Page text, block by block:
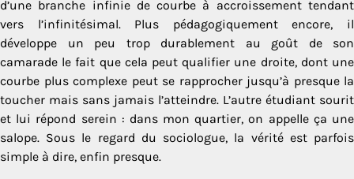
d’une branche infinie de courbe à accroissement tendant
vers l’infinitésimal. Plus pédagogiquement encore, il
développe un peu trop durablement au goût de son
camarade le fait que cela peut qualifier une droite, dont une
courbe plus complexe peut se rapprocher jusqu’à presque la
toucher mais sans jamais l’atteindre. L’autre étudiant sourit
et lui répond serein : dans mon quartier, on appelle ça une
salope. Sous le regard du sociologue, la vérité est parfois
simple à dire, enfin presque.